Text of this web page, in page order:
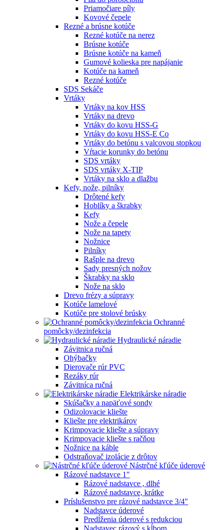
Priamočiare píly
Kovové čepele
Rezné a brúsne kotúče
Rezné kotúče na nerez
Brúsne kotúče
Brúsne kotúče na kameň
Gumové kolieska pre napájanie
Kotúče na kameň
Rezné kotúče
SDS Sekáče
Vrtáky
Vrtáky na kov HSS
Vrtáky na drevo
Vrtáky do kovu HSS-G
Vrtáky do kovu HSS-E Co
Vrtáky do betónu s valcovou stopkou
Vŕtacie korunky do betónu
SDS vrtáky
SDS vrtáky X-TIP
Vrtáky na sklo a dlažbu
Kefy, nože, pilníky
Drôtené kefy
Hoblíky a škrabky
Kefy
Nože a čepele
Nože na tapety
Nožnice
Pilníky
Rašple na drevo
Sady presných nožov
Škrabky na sklo
Nože na sklo
Drevo frézy a súpravy
Kotúče lamelové
Kotúče pre stolové brúsky
Ochranné
pomôcky/dezinfekcia
Hydraulické náradie
Závitnica ručná
Ohýbačky
Dierovače rúr PVC
Rezáky rúr
Závitníca ručná
Elektrikárske náradie
Skúšačky a napäťové sondy
Odizolovacie kliešte
Kliešte pre elektrikárov
Krimpovacie kliešte a súpravy
Krimpovacie kliešte s račňou
Nožnice na káble
Odstraňovač izolácie z drôtov
Nástrčné kľúče úderové
Rázové nadstavce 1"
Rázové nadstavce , dlhé
Rázové nadstavce, krátke
Príslušenstvo pre rázové nadstavce 3/4"
Nadstavce úderové
Predĺženia úderové s redukciou
Nadstavec rázový s kĺbom